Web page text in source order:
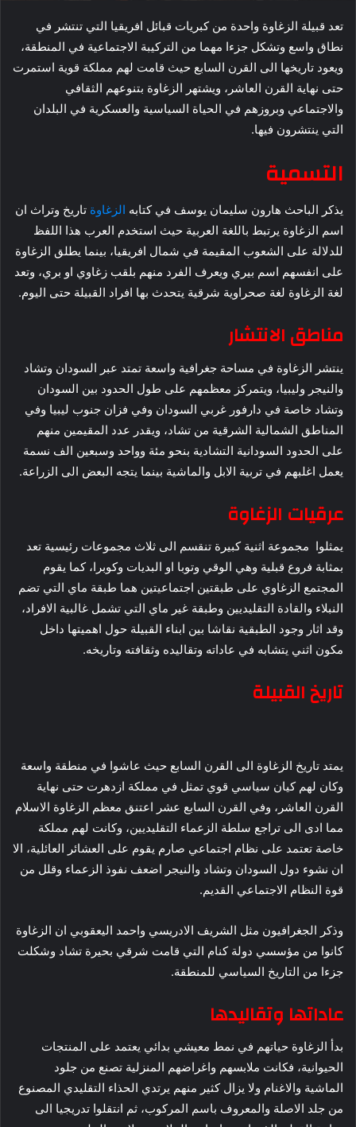
تعد قبيلة الزغاوة واحدة من كبريات قبائل افريقيا التي تنتشر في
نطاق واسع وتشكل جزءا مهما من التركيبة الاجتماعية في المنطقة،
ويعود تاريخها الى القرن السابع حيث قامت لهم مملكة قوية استمرت
حتى نهاية القرن العاشر، ويشتهر الزغاوة بتنوعهم الثقافي
والاجتماعي وبروزهم في الحياة السياسية والعسكرية في البلدان
التي ينتشرون فيها.
التسمية
يذكر الباحث هارون سليمان يوسف في كتابه الزغاوة تاريخ وتراث ان
اسم الزغاوة يرتبط باللغة العربية حيث استخدم العرب هذا اللفظ
للدلالة على الشعوب المقيمة في شمال افريقيا، بينما يطلق الزغاوة
على انفسهم اسم بيري ويعرف الفرد منهم بلقب زغاوي او بري، وتعد
لغة الزغاوة لغة صحراوية شرقية يتحدث بها افراد القبيلة حتى اليوم.
مناطق الانتشار
ينتشر الزغاوة في مساحة جغرافية واسعة تمتد عبر السودان وتشاد
والنيجر وليبيا، ويتمركز معظمهم على طول الحدود بين السودان
وتشاد خاصة في دارفور غربي السودان وفي فزان جنوب ليبيا وفي
المناطق الشمالية الشرقية من تشاد، ويقدر عدد المقيمين منهم
على الحدود السودانية التشادية بنحو مئة وواحد وسبعين الف نسمة
يعمل اغلبهم في تربية الابل والماشية بينما يتجه البعض الى الزراعة.
عرقيات الزغاوة
يمثلوا مجموعة اثنية كبيرة تنقسم الى ثلاث مجموعات رئيسية تعد
بمثابة فروع قبلية وهي الوقي وتوبا او البديات وكوبرا، كما يقوم
المجتمع الزغاوي على طبقتين اجتماعيتين هما طبقة ماي التي تضم
النبلاء والقادة التقليديين وطبقة غير ماي التي تشمل غالبية الافراد،
وقد اثار وجود الطبقية نقاشا بين ابناء القبيلة حول اهميتها داخل
مكون اثني يتشابه في عاداته وتقاليده وثقافته وتاريخه.
تاريخ القبيلة
يمتد تاريخ الزغاوة الى القرن السابع حيث عاشوا في منطقة واسعة
وكان لهم كيان سياسي قوي تمثل في مملكة ازدهرت حتى نهاية
القرن العاشر، وفي القرن السابع عشر اعتنق معظم الزغاوة الاسلام
مما ادى الى تراجع سلطة الزعماء التقليديين، وكانت لهم مملكة
خاصة تعتمد على نظام اجتماعي صارم يقوم على العشائر العائلية، الا
ان نشوء دول السودان وتشاد والنيجر اضعف نفوذ الزعماء وقلل من
قوة النظام الاجتماعي القديم.
وذكر الجغرافيون مثل الشريف الادريسي واحمد اليعقوبي ان الزغاوة
كانوا من مؤسسي دولة كنام التي قامت شرقي بحيرة تشاد وشكلت
جزءا من التاريخ السياسي للمنطقة.
عاداتها وتقاليدها
بدأ الزغاوة حياتهم في نمط معيشي بدائي يعتمد على المنتجات
الحيوانية، فكانت ملابسهم واغراضهم المنزلية تصنع من جلود
الماشية والاغنام ولا يزال كثير منهم يرتدي الحذاء التقليدي المصنوع
من جلد الاصلة والمعروف باسم المركوب، ثم انتقلوا تدريجيا الى